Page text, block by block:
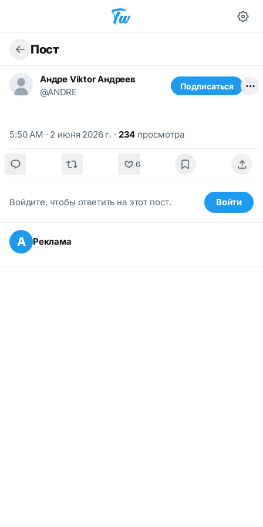
Пост
Андре Viktor Андреев
@ANDRE
Подписаться
5:50 AM · 2 июня 2026 г. · 234 просмотра
6
Войдите, чтобы ответить на этот пост. Войти
А Реклама